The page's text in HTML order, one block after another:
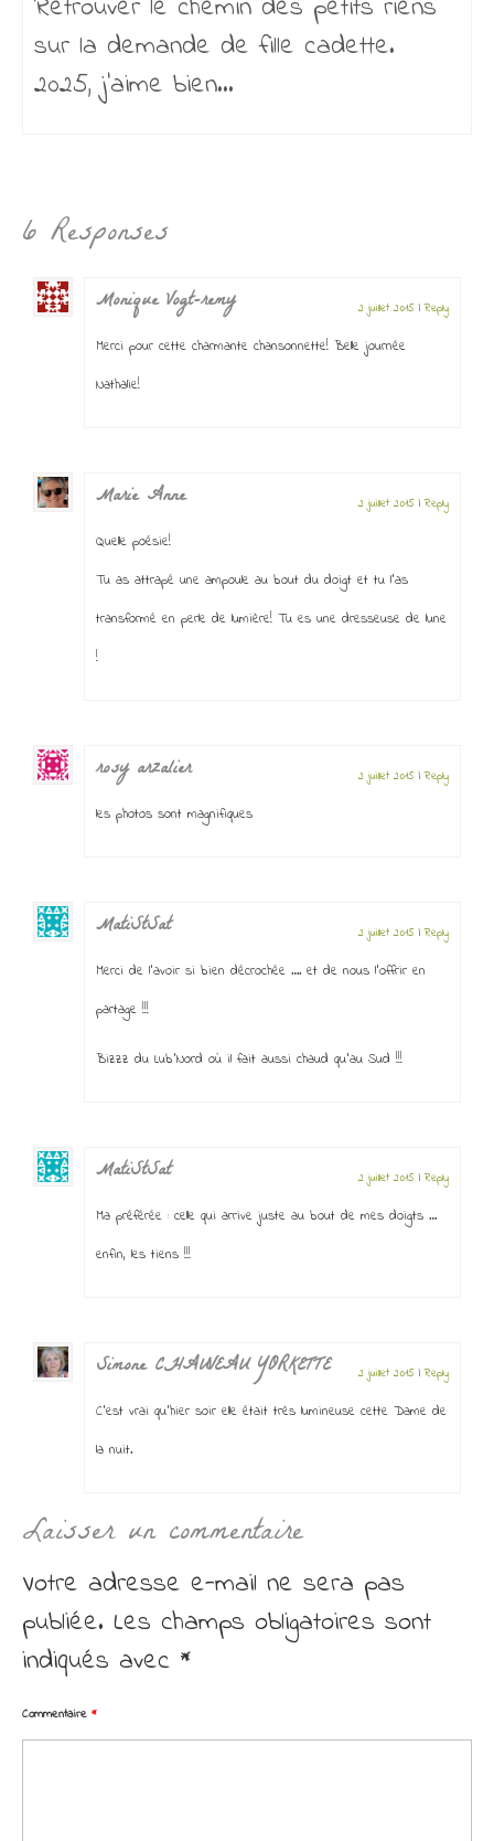
Retrouver le chemin des petits riens
sur la demande de fille cadette.
2025, j’aime bien...
6 Responses
Monique Vogt-remy 2 juillet 2015 |Reply
Merci pour cette charmante chansonnette! Belle journée
Nathalie!
Marie Anne 2 juillet 2015 |Reply
Quelle poésie!
Tu as attrapé une ampoule au bout du doigt et tu l’as
transformé en perle de lumière! Tu es une dresseuse de lune
!
rosy arzalier 2 juillet 2015 |Reply
les photos sont magnifiques
MatiStSat 2 juillet 2015 |Reply
Merci de l’avoir si bien décrochée …. et de nous l’offrir en
partage !!!
Bizzz du Lub’Nord où il fait aussi chaud qu’au Sud !!!
MatiStSat 2 juillet 2015 |Reply
Ma préférée : celle qui arrive juste au bout de mes doigts …
enfin, les tiens !!!
Simone CHAUVEAU YORKETTE 2 juillet 2015 |Reply
C’est vrai qu’hier soir elle était très lumineuse cette Dame de
la nuit.
Laisser un commentaire
Votre adresse e-mail ne sera pas
publiée. Les champs obligatoires sont
indiqués avec *
Commentaire *